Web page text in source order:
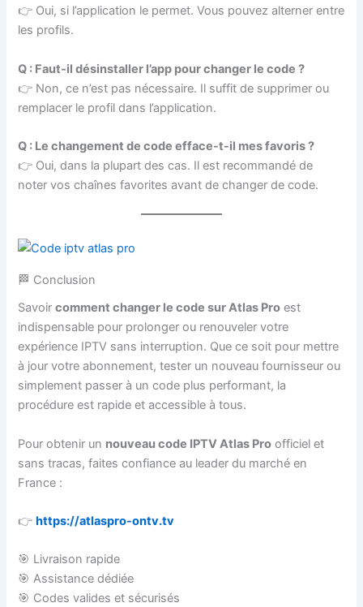
👉 Oui, si l’application le permet. Vous pouvez alterner entre
les profils.
Q : Faut-il désinstaller l’app pour changer le code ?
👉 Non, ce n’est pas nécessaire. Il suffit de supprimer ou
remplacer le profil dans l’application.
Q : Le changement de code efface-t-il mes favoris ?
👉 Oui, dans la plupart des cas. Il est recommandé de
noter vos chaînes favorites avant de changer de code.
🏁 Conclusion
Savoircomment changer le code sur Atlas Pro est
indispensable pour prolonger ou renouveler votre
expérience IPTV sans interruption. Que ce soit pour mettre
à jour votre abonnement, tester un nouveau fournisseur ou
simplement passer à un code plus performant, la
procédure est rapide et accessible à tous.
Pour obtenir un nouveau code IPTV Atlas Pro officiel et
sans tracas, faites confiance au leader du marché en
France :
👉https://atlaspro-ontv.tv
🎯 Livraison rapide
🎯 Assistance dédiée
🎯 Codes valides et sécurisés